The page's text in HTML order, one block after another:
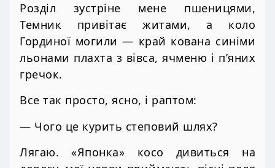
Розділ зустріне мене пшеницями,
Темник привітає житами, а коло
Гординої могили — край кована синіми
льонами плахта з вівса, ячменю і п’яних
гречок.
Все так просто, ясно, і раптом:
— Чого це курить степовий шлях?
Лягаю. «Японка» косо дивиться на